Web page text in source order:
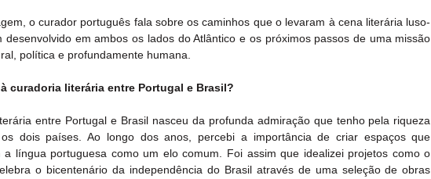
o curador português fala sobre os caminhos que o levaram à cena literária luso-
desenvolvido em ambos os lados do Atlântico e os próximos passos de uma missão
política e profundamente humana.
curadoria literária entre Portugal e Brasil?
entre Portugal e Brasil nasceu da profunda admiração que tenho pela riqueza
dois países. Ao longo dos anos, percebi a importância de criar espaços que
a língua portuguesa como um elo comum. Foi assim que idealizei projetos como o
o bicentenário da independência do Brasil através de uma seleção de obras